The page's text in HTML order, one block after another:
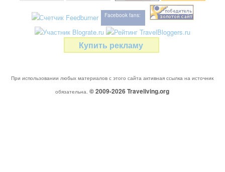
Facebook fans:
Купить рекламу
При использовании любых материалов с этого сайта активная ссылка на источник
обязательна. © 2009-2026Traveliving.org